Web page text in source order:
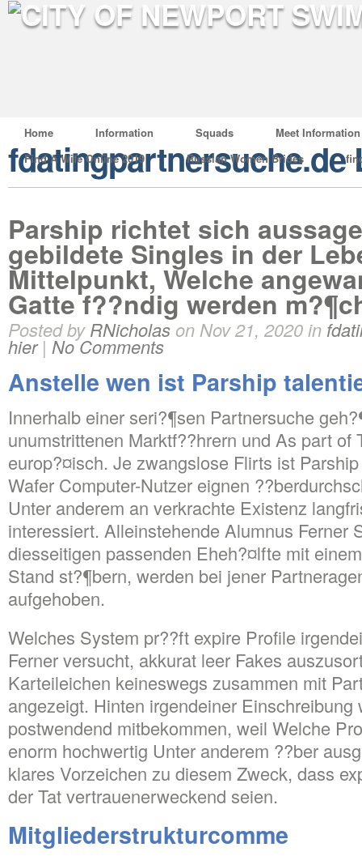
Home Information Squads
Meet Information
Find A Wife Online 2019
Russian Women Brides
fdatingpartnersuche.de
Parship richtet sich
gebildete Singles in der
Mittelpunkt, Welche
Gatte f??ndig werden
Posted byRNicholas on Nov 21, 2020 in
hier| No Comments
Anstelle wen ist Parship
Innerhalb einer seri?¶sen Partnersuche
unumstrittenen Marktf??hrern und As part of
europ?¤isch. Je zwangslose Flirts ist
Wafer Computer-Nutzer eignen
Unter anderem an verkrachte Existenz
interessiert. Alleinstehende Alumnus Ferner
diesseitigen passenden Eheh?¤lfte mit
Stand st?¶bern, werden bei jener
aufgehoben.
Welches System pr??ft expire Profile
Ferner versucht, akkurat leer Fakes
Karteileichen keineswegs zusammen mit
angezeigt. Hinten irgendeiner Einschreibung
postwendend mitbekommen, weil Welche
enorm hochwertig Unter anderem ??ber
klares Vorzeichen zu diesem Zweck, dass
der Tat vertrauenerweckend seien.
Mitgliederstrukturcomme